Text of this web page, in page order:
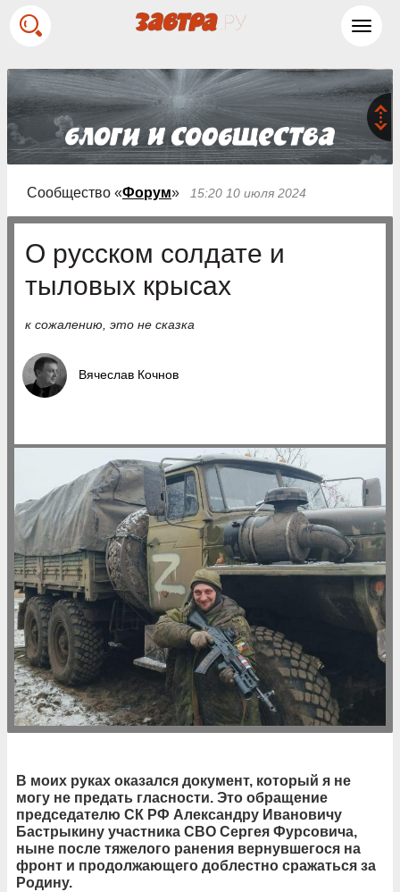
Сообщество «Форум» 15:20 10 июля 2024
О русском солдате и
тыловых крысах
к сожалению, это не сказка
Вячеслав Кочнов
В моих руках оказался документ, который я не
могу не предать гласности. Это обращение
председателю СК РФ Александру Ивановичу
Бастрыкину участника СВО Сергея Фурсовича,
ныне после тяжелого ранения вернувшегося на
фронт и продолжающего доблестно сражаться за
Родину.